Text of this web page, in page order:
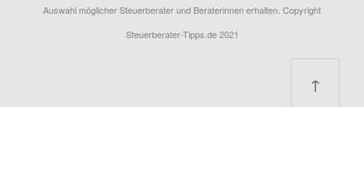
Auswahl möglicher Steuerberater und Beraterinnen erhalten. Copyright
Steuerberater-Tipps.de 2021
↑